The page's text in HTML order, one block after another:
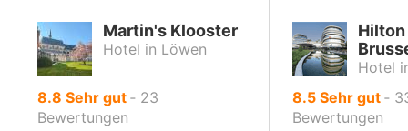
Martin's Klooster
Hotel in Löwen
8.8 von
10,
Sehr gut ‐ 23
Bewertungen
Hilton
Hotel
8.5von
10,
Sehr gut ‐
Bewertungen